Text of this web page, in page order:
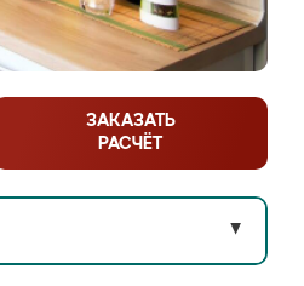
ЗАКАЗАТЬ
РАСЧЁТ
▼